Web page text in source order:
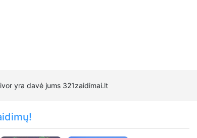
yra davė jums 321zaidimai.lt